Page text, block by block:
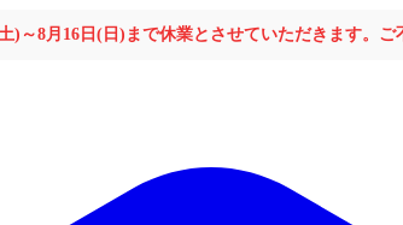
)～8月16日(日)まで休業とさせていただきます。ご